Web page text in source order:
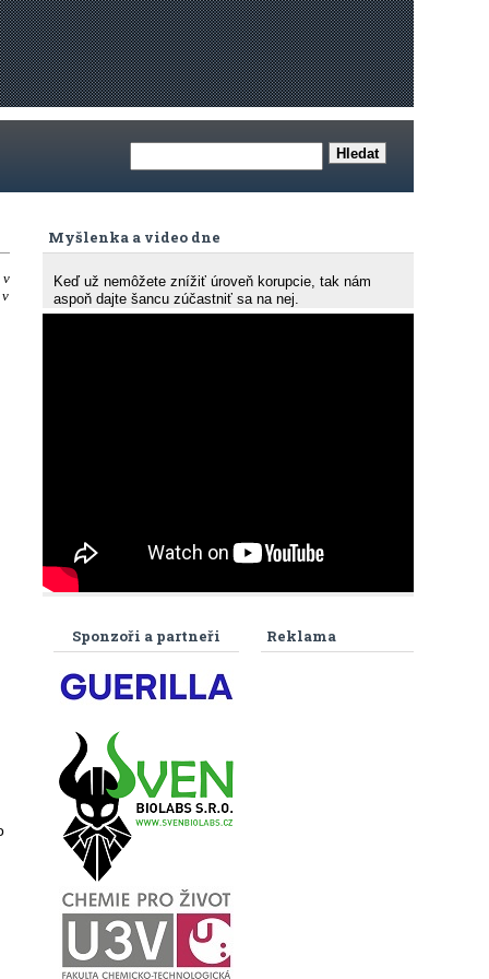
Myšlenka a video dne
Keď už nemôžete znížiť úroveň korupcie, tak nám
aspoň dajte šancu zúčastniť sa na nej.
Reklama
Sponzoři a partneři